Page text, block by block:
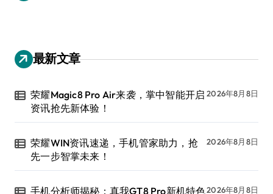
最新文章
荣耀Magic8 Pro Air来袭，掌中智能开启
资讯抢先新体验！
2026年8月8日
荣耀WIN资讯速递，手机管家助力，抢
先一步智掌未来！
2026年8月8日
手机分析师揭秘：真我GT8 Pro新机特色2026年8月8日